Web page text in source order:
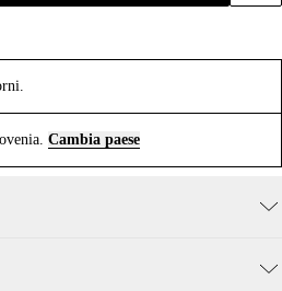
Cambia paese